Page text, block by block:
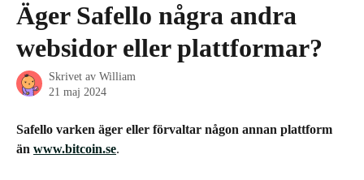
Äger Safello några andra
websidor eller plattformar?
Skrivet av William
21 maj 2024
Safello varken äger eller förvaltar någon annan plattform
än www.bitcoin.se.